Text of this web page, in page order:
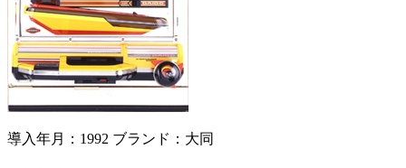
導入年月：1992 ブランド：大同